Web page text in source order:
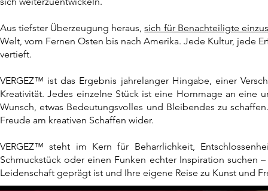
Aus tiefster Überzeugung heraus,sich für Benachteiligte
Welt, vom Fernen Osten bis nach Amerika. Jede Kultur, jede
vertieft.
VERGEZ™ ist das Ergebnis jahrelanger Hingabe, einer
Kreativität.Jedes einzelne Stück ist eine Hommage an eine
Wunsch, etwas Bedeutungsvolles und Bleibendes zu
Freude am kreativen Schaffen wider.
VERGEZ™ steht im Kern für Beharrlichkeit,
Schmuckstück oder einen Funken echter Inspiration suchen
Leidenschaft geprägt ist und Ihre eigene Reise zu Kunst und